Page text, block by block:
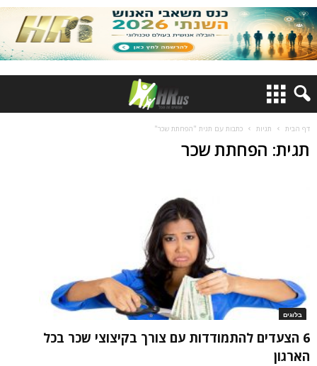
דף הבית תגיות כתבות עם תגית "הפחתת שכר"
תגית: הפחתת שכר
בלוגים
6 הצעדים להתמודדות עם צורך בקיצוצי שכר בכל
הארגון